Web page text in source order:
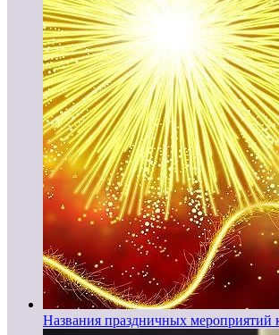
Названия праздничных мероприятий